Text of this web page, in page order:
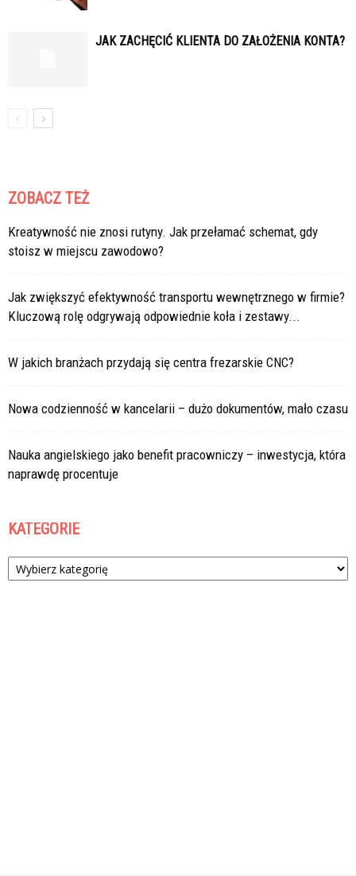
JAK ZACHĘCIĆ KLIENTA DO ZAŁOŻENIA KONTA?
ZOBACZ TEŻ
Kreatywność nie znosi rutyny. Jak przełamać schemat, gdy
stoisz w miejscu zawodowo?
Jak zwiększyć efektywność transportu wewnętrznego w firmie?
Kluczową rolę odgrywają odpowiednie koła i zestawy...
W jakich branżach przydają się centra frezarskie CNC?
Nowa codzienność w kancelarii – dużo dokumentów, mało czasu
Nauka angielskiego jako benefit pracowniczy – inwestycja, która
naprawdę procentuje
KATEGORIE
Kategorie